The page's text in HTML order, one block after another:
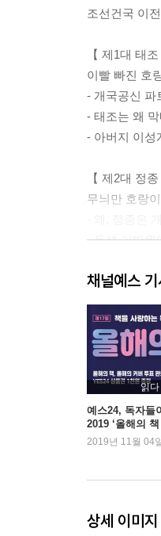
조선건국 이
【 제1대 태조
이빨 빠진 호
- 개국공신 파
- 태조는 왜
- 아버지 이성
【 제2대 정종
무늬만 호랑
- 동생 이방원
【 제3대 태종
진짜 호랑이.
- 피로 잡은
- 자발적인
【 제4대 세
위대한 호랑
- 노력하는 천
【 제5대 문종
채널예스
읽다
예스24, 독자들
2019 ‘올해의
실시
2019년 11월 04일
상세 이미지